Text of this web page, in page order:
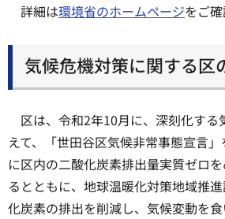
詳細は環境省のホームページをご確
気候危機対策に関する区
区は、令和2年10月に、深刻化する
えて、「世田谷区気候非常事態宣言
に区内の二酸化炭素排出量実質ゼロ
るとともに、地球温暖化対策地域推
化炭素の排出を削減し、気候変動を